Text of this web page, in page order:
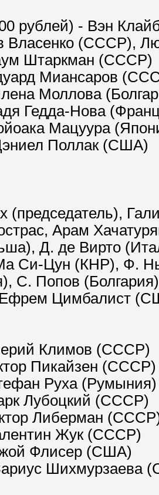
рублей) - Вэн
Власенко (СССР),
Штаркман (СССР)
Миансаров
Моллова
Гедда-Нова
Мацуура
Поллак (США)
(председатель),
Арам
Д. де Вирто
Си-Цун (КНР), Ф.
С. Попов
Цимбалист
Климов (СССР)
Пикайзен
Руха
Лубоцкий (СССР)
Либерман
Жук (СССР)
Флисер (США)
Шихмурзаева